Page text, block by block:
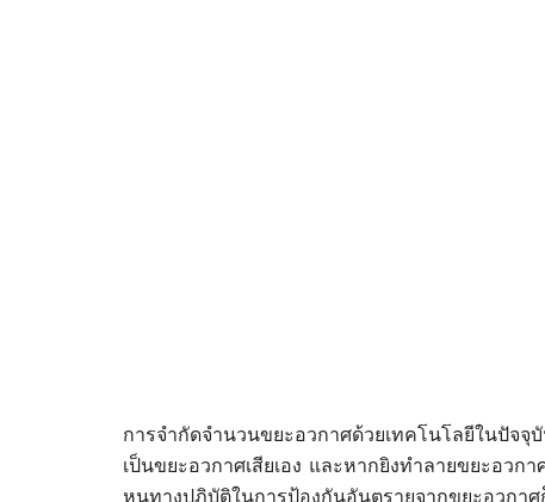
การจำกัดจำนวนขยะอวกาศด้วยเทคโนโลยีในปัจจุ
เป็นขยะอวกาศเสียเอง และหากยิงทำลายขยะอวกา
หนทางปฏิบัติในการป้องกันอันตรายจากขยะอวกา